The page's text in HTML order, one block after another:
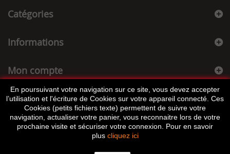
Catégories
Informations
Mon compte
Informations sur votre boutique
En poursuivant votre navigation sur ce site, vous devez accepter
l’utilisation et l'écriture de Cookies sur votre appareil connecté. Ces
Cookies (petits fichiers texte) permettent de suivre votre
navigation, actualiser votre panier, vous reconnaitre lors de votre
prochaine visite et sécuriser votre connexion. Pour en savoir
plus cliquez ici